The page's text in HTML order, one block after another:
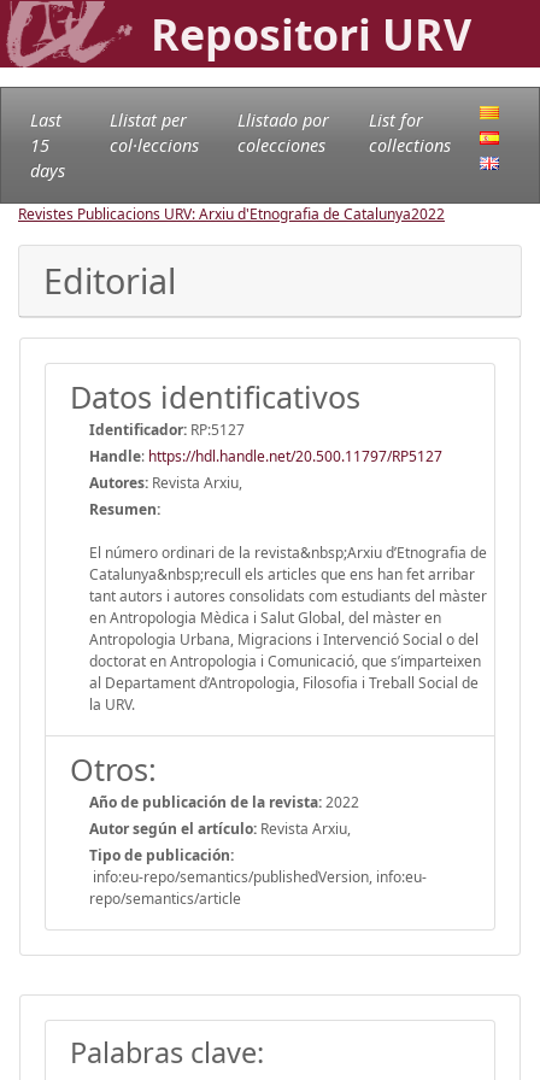
Repositori URV
Last
15
days
Llistat per
col·leccions
Llistado por
colecciones
List for
collections
Revistes Publicacions URV: Arxiu d'Etnografia de Catalunya2022
Editorial
Datos identificativos
Identificador: RP:5127
Handle: https://hdl.handle.net/20.500.11797/RP5127
Autores: Revista Arxiu,
Resumen:
El número ordinari de la revista&nbsp;Arxiu d’Etnografia de
Catalunya&nbsp;recull els articles que ens han fet arribar
tant autors i autores consolidats com estudiants del màster
en Antropologia Mèdica i Salut Global, del màster en
Antropologia Urbana, Migracions i Intervenció Social o del
doctorat en Antropologia i Comunicació, que s’imparteixen
al Departament d’Antropologia, Filosofia i Treball Social de
la URV.
Otros:
Año de publicación de la revista:2022
Autor según el artículo: Revista Arxiu,
Tipo de publicación:
info:eu-repo/semantics/publishedVersion, info:eu-
repo/semantics/article
Palabras clave: